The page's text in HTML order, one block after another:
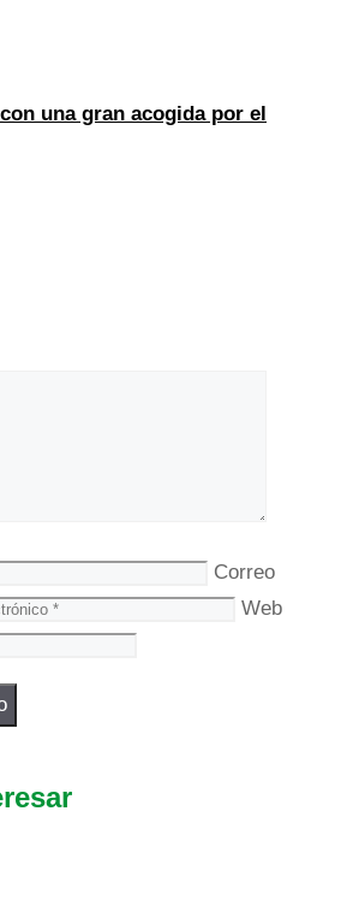
una gran acogida por el
Correo
Web